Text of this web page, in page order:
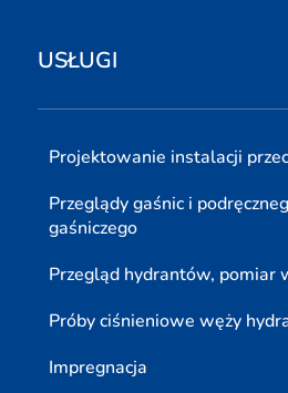
USŁUGI
Projektowanie instalacji
Przeglądy gaśnic i
gaśniczego
Przegląd hydrantów, pomiar
Próby ciśnieniowe węży
Impregnacja